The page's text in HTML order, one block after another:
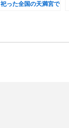
祀った全国の天満宮で